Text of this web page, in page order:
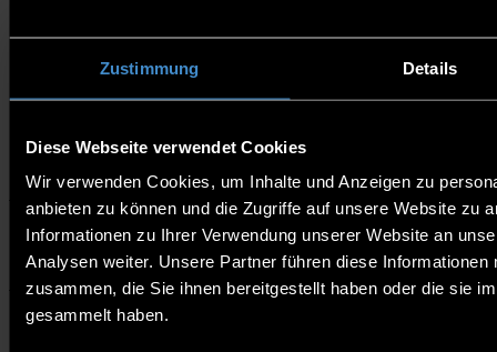
Zustimmung Details
Diese Webseite verwendet Cookies
Wir verwenden Cookies, um Inhalte und Anzeigen zu
anbieten zu können und die Zugriffe auf unsere Website zu
Informationen zu Ihrer Verwendung unserer Website an
Analysen weiter. Unsere Partner führen diese
zusammen, die Sie ihnen bereitgestellt haben oder die sie
gesammelt haben.
und zu Unregelmäßigkeiten bei der Nutzung der
Dienste führen könnte.
2. Anforderungen an die nutzenden
Einrichtungen
3. Missbrauch